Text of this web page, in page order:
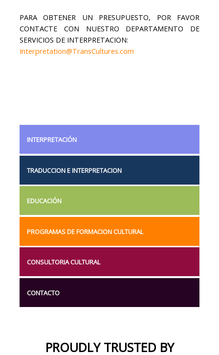
PARA OBTENER UN PRESUPUESTO, POR FAVOR
CONTACTE CON NUESTRO DEPARTAMENTO DE
SERVICIOS DE INTERPRETACION:
Interpretation@TransCultures.com
INTERPRETACIÓN
TRADUCCION E INTERPRETACION
EDUCACIÓN
PROGRAMAS DE FORMACION CULTURAL
CONSULTORIA CULTURAL
CONTACTO
PROUDLY TRUSTED BY